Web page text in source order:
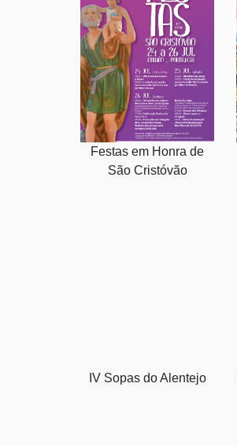
Festas em Honra de
São Cristóvão
IV Sopas do Alentejo